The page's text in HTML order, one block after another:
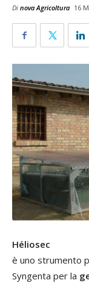
Di nova Agricoltura 16
Héliosec
è uno strumento
Syngenta per la